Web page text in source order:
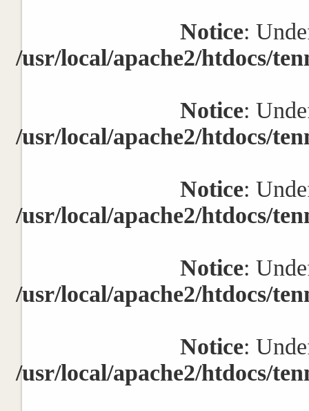
Notice:
/usr/local/apache2/htdocs/
Notice:
/usr/local/apache2/htdocs/
Notice:
/usr/local/apache2/htdocs/
Notice:
/usr/local/apache2/htdocs/
Notice:
/usr/local/apache2/htdocs/